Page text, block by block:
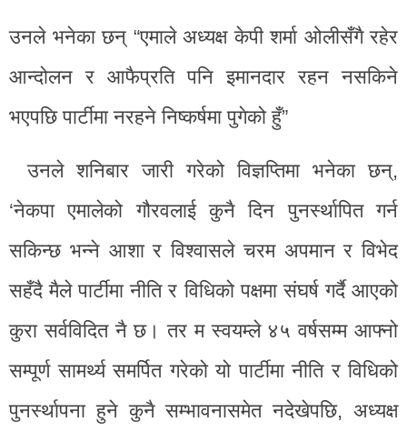
उनले भनेका छन् “एमाले अध्यक्ष केपी शर्मा ओलीसँगै रहेर
आन्दोलन र आफैप्रति पनि इमानदार रहन नसकिने
भएपछि पार्टीमा नरहने निष्कर्षमा पुगेको हुँ”
उनले शनिबार जारी गरेको विज्ञप्तिमा भनेका छन्,
‘नेकपा एमालेको गौरवलाई कुनै दिन पुनर्स्थापित गर्न
सकिन्छ भन्ने आशा र विश्वासले चरम अपमान र विभेद
सहँदै मैले पार्टीमा नीति र विधिको पक्षमा संघर्ष गर्दै आएको
कुरा सर्वविदित नै छ। तर म स्वयम्ले ४५ वर्षसम्म आफ्नो
सम्पूर्ण सामर्थ्य समर्पित गरेको यो पार्टीमा नीति र विधिको
पुनर्स्थापना हुने कुनै सम्भावनासमेत नदेखेपछि, अध्यक्ष